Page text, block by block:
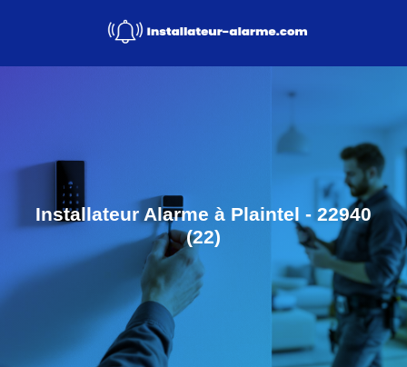
Installateur Alarme à Plaintel - 22940
(22)